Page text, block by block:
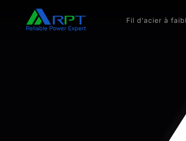
Fil d'acier à